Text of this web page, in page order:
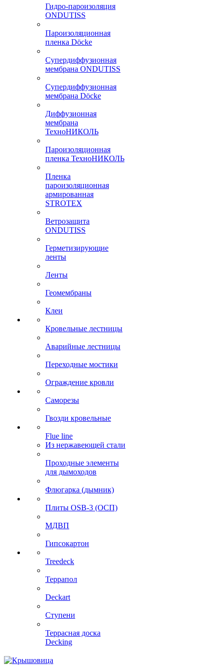
Гидро-пароизоляция
ONDUTISS
Пароизоляционная
пленка Döcke
Супердиффузионная
мембрана ONDUTISS
Супердиффузионная
мембрана Döcke
Диффузионная
мембрана
ТехноНИКОЛЬ
Пароизоляционная
пленка ТехноНИКОЛЬ
Пленка
пароизоляционная
армированная
STROTEX
Ветрозащита
ONDUTISS
Герметизирующие
ленты
Ленты
Геомембраны
Клеи
Кровельные лестницы
Аварийные лестницы
Переходные мостики
Ограждение кровли
Саморезы
Гвозди кровельные
Flue line
Из нержавеющей стали
Проходные элементы
для дымоходов
Флюгарка (дымник)
Плиты OSB-3 (ОСП)
МДВП
Гипсокартон
Treedeck
Террапол
Deckart
Ступени
Террасная доска
Decking